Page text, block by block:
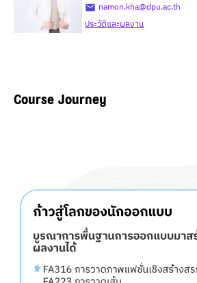
namon.kha@dpu.ac.th
ประวัติและผลงาน
Course Journey